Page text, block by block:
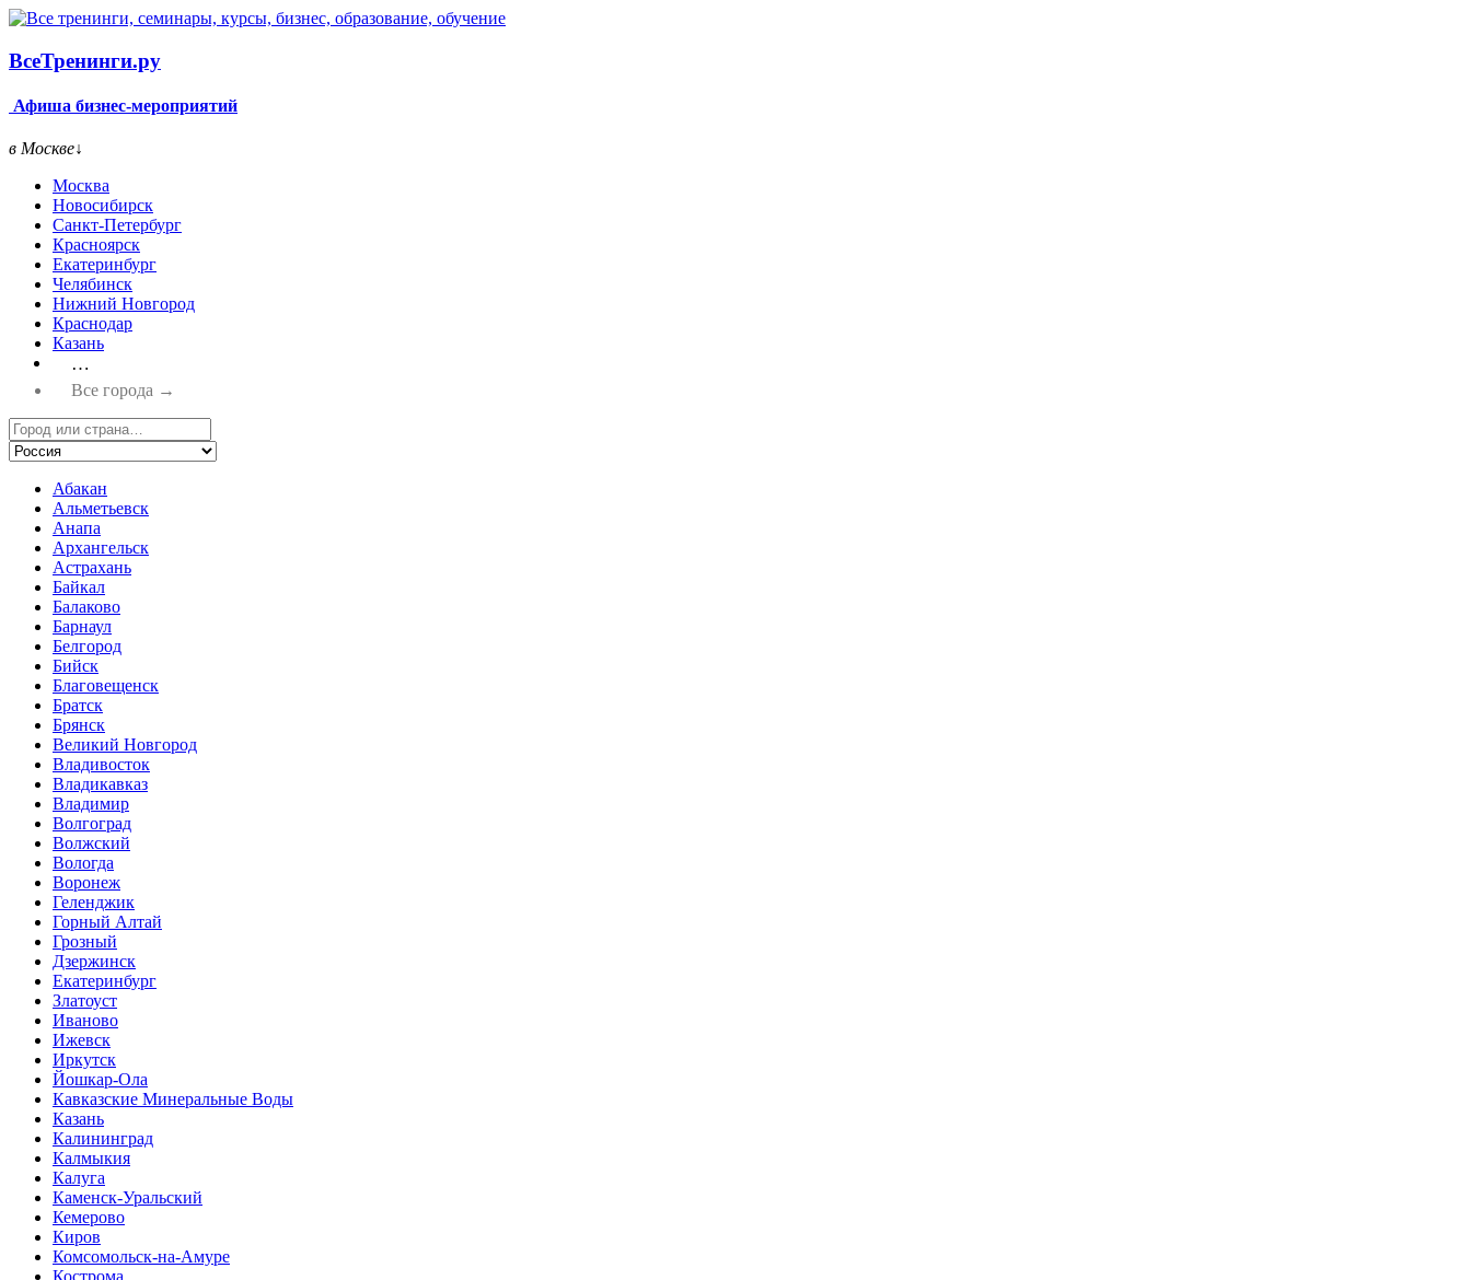
ВсеТренинги.ру
Афиша бизнес-мероприятий
в Москве↓
Москва
Новосибирск
Санкт-Петербург
Красноярск
Екатеринбург
Челябинск
Нижний Новгород
Краснодар
Казань
…
Все города →
Абакан
Альметьевск
Анапа
Архангельск
Астрахань
Байкал
Балаково
Барнаул
Белгород
Бийск
Благовещенск
Братск
Брянск
Великий Новгород
Владивосток
Владикавказ
Владимир
Волгоград
Волжский
Вологда
Воронеж
Геленджик
Горный Алтай
Грозный
Дзержинск
Екатеринбург
Златоуст
Иваново
Ижевск
Иркутск
Йошкар-Ола
Кавказские Минеральные Воды
Казань
Калининград
Калмыкия
Калуга
Каменск-Уральский
Кемерово
Киров
Комсомольск-на-Амуре